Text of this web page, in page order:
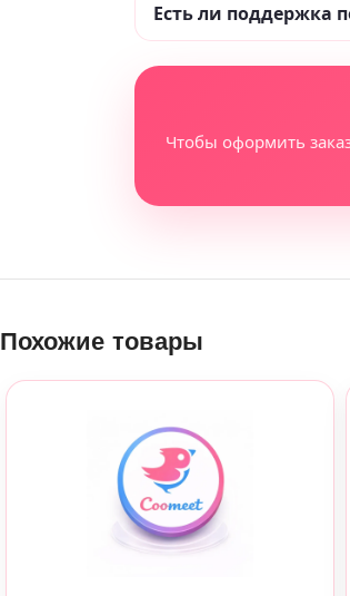
Есть ли поддержка
Чтобы оформить
Похожие товары